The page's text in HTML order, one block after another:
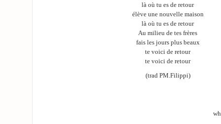
là où tu es de retour
élève une nouvelle maison
là où tu es de retour
Au milieu de tes frères
fais les jours plus beaux
te voici de retour
te voici de retour
(trad PM.Filippi)